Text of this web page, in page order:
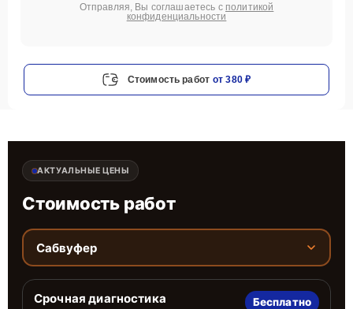
Отправляя, Вы соглашаетесь с политикой
конфиденциальности
Стоимость работ от 380 ₽
АКТУАЛЬНЫЕ ЦЕНЫ
Стоимость работ
Сабвуфер
Срочная диагностика Бесплатно